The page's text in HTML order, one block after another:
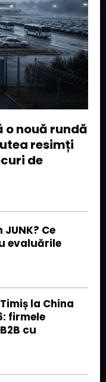
o nouă rundă
resimți
de
Ce
evaluările
la China
firmele
cu